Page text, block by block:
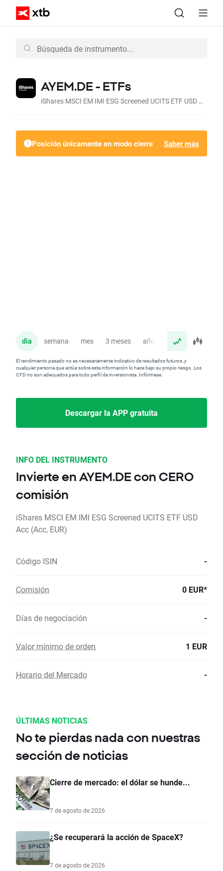
AYEM.DE - ETFs
iShares MSCI EM IMI ESG Screened UCITS ETF USD Acc (Acc, EUR)
Posición únicamente en modo cierre Saber más
dia semana mes 3 meses año
El rendimiento pasado no es necesariamente indicativo de resultados futuros, y
cualquier persona que actúe sobre esta información lo hace bajo su propio riesgo. Los
CFD no son adecuados para todo perfil de inversionista. Infórmese.
Descargar la APP gratuita
INFO DEL INSTRUMENTO
Invierte en AYEM.DE con CERO
comisión
iShares MSCI EM IMI ESG Screened UCITS ETF USD
Acc (Acc, EUR)
Código ISIN -
Comisión 0 EUR*
Días de negociación -
Valor mínimo de orden 1 EUR
Horario del Mercado -
ÚLTIMAS NOTICIAS
No te pierdas nada con nuestras
sección de noticias
Cierre de mercado: el dólar se hunde...
7 de agosto de 2026
¿Se recuperará la acción de SpaceX?
7 de agosto de 2026